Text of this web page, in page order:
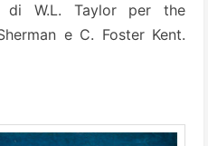
di W.L. Taylor per the
e C. Foster Kent.